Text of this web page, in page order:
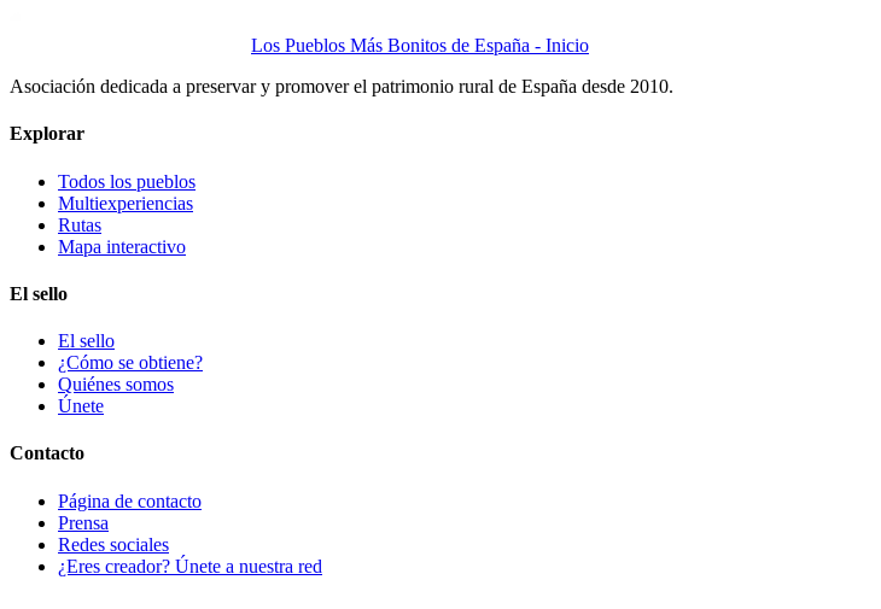
Los Pueblos Más Bonitos de España - Inicio
Asociación dedicada a preservar y promover el patrimonio rural de España desde 2010.
Explorar
Todos los pueblos
Multiexperiencias
Rutas
Mapa interactivo
El sello
El sello
¿Cómo se obtiene?
Quiénes somos
Únete
Contacto
Página de contacto
Prensa
Redes sociales
¿Eres creador? Únete a nuestra red